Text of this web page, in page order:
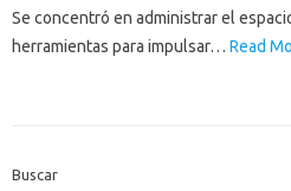
Se concentró en administrar el
herramientas para impulsar… Read
Buscar